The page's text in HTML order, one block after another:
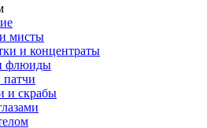
мисты
и концентраты
флюиды
и скрабы